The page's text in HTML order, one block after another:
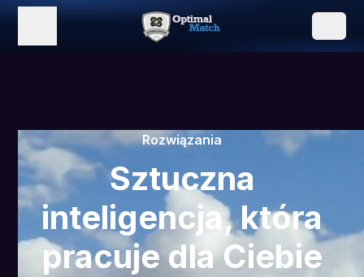
Rozwiązania
Sztuczna
inteligencja, która
pracuje dla Ciebie